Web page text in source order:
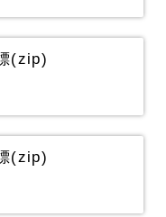
(zip)
(zip)